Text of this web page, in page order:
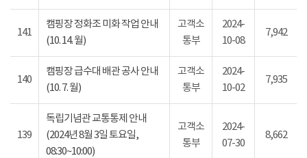
141
캠핑장 정화조 미화 작업 안내
(10. 14. 월)
고객소
통부
2024-
10-08
7,942
140
캠핑장 급수대 배관 공사 안내
(10. 7. 월)
고객소
통부
2024-
10-02
7,935
139
독립기념관 교통통제 안내
(2024년 8월 3일 토요일,
08:30~10:00)
고객소
통부
2024-
07-30
8,662